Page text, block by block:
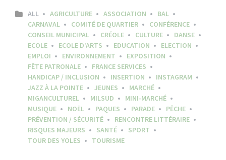
ALL AGRICULTURE ASSOCIATION
BAL
CARNAVAL
COMITÉ DE QUARTIER
CONFÉRENCE
CONSEIL MUNICIPAL
CRÉOLE CULTURE
DANSE
ECOLE
ECOLE D'ARTS EDUCATION
ELECTION
EMPLOI
ENVIRONNEMENT
EXPOSITION
FÊTE PATRONALE
FRANCE SERVICES
HANDICAP / INCLUSION
INSERTION
INSTAGRAM
JAZZ À LA POINTE
JEUNES
MARCHÉ
MIGANCULTUREL
MILSUD
MINI-MARCHÉ
MUSIQUE
NOËL PAQUES PARADE
PÊCHE
PRÉVENTION / SÉCURITÉ
RENCONTRE LITTÉRAIRE
RISQUES MAJEURS
SANTÉ
SPORT
TOUR DES YOLES
TOURISME